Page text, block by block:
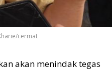
cermat
akan menindak tegas